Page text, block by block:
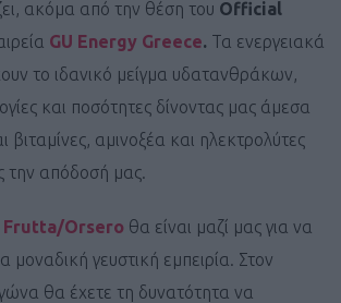
ακόμα από την θέση του Official
GU Energy Greece. Τα ενεργειακά
το ιδανικό μείγμα υδατανθράκων,
και ποσότητες δίνοντας μας άμεσα
βιταμίνες, αμινοξέα και ηλεκτρολύτες
την απόδοσή μας.
Frutta/Orsero θα είναι μαζί μας για να
μοναδική γευστική εμπειρία. Στον
θα έχετε τη δυνατότητα να